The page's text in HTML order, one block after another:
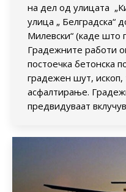
на дел од улицата
улица „ Белградска“
Милевски“ (каде што
Градежните работи
постоечка бетонска
градежен шут,
асфалтирање.
предвидуваат